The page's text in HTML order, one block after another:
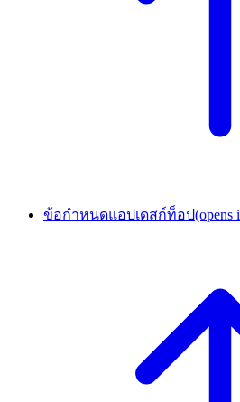
ข้อกำหนดแอปเดสก์ท็อป(opens